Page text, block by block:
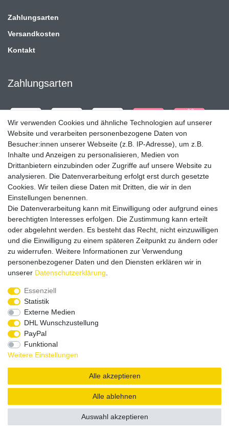
Zahlungsarten
Versandkosten
Kontakt
Zahlungsarten
Versandpartner
Service & Kontakt
Rufen Sie uns an unter:
0375 - 21459172
Widerrufsrecht | Datenschutzerklärung | AGB | Impressum
Copyright by König Design
DESIGNED BYKS-COMMERCE
Wir verwenden Cookies und ähnliche Technologien auf unserer
Website und verarbeiten personenbezogene Daten von
Besucher:innen unserer Webseite (z.B. IP-Adresse), um z.B.
Inhalte und Anzeigen zu personalisieren, Medien von
Drittanbietern einzubinden oder Zugriffe auf unsere Website zu
analysieren. Die Datenverarbeitung erfolgt erst durch gesetzte
Cookies. Wir teilen diese Daten mit Dritten, die wir in den
Einstellungen benennen.
Die Datenverarbeitung kann mit Einwilligung oder aufgrund eines
berechtigten Interesses erfolgen. Die Zustimmung kann erteilt
oder abgelehnt werden. Es besteht das Recht, nicht einzuwilligen
und die Einwilligung zu einem späteren Zeitpunkt zu ändern oder
zu widerrufen. Weitere Informationen zur Verwendung
personenbezogener Daten und den Diensten erklären wir in
unserer Daten­schutz­erklärung
Essenziell
Statistik
Externe Medien
DHL Wunschzustellung
PayPal
Funktional
Weitere Einstellungen
Alle akzeptieren
Alle ablehnen
Auswahl akzeptieren